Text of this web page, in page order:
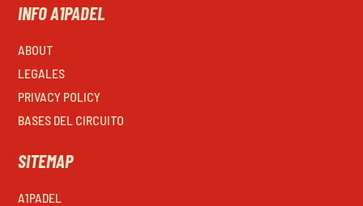
INFO A1PADEL
ABOUT
LEGALES
PRIVACY POLICY
BASES DEL CIRCUITO
SITEMAP
A1PADEL